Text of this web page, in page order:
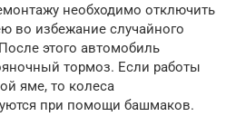
необходимо отключить
во избежание случайного
этого автомобиль
тормоз. Если работы
яме, то колеса
при помощи башмаков.